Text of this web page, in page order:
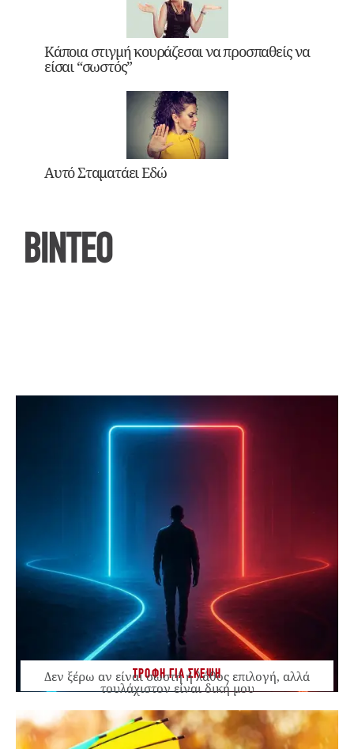
Κάποια στιγμή κουράζεσαι να προσπαθείς να
είσαι “σωστός”
Αυτό Σταματάει Εδώ
ΒΙΝΤΕΟ
ΤΡΟΦΗ ΓΙΑ ΣΚΕΨΗ
Δεν ξέρω αν είναι σωστή ή λάθος επιλογή, αλλά
τουλάχιστον είναι δική μου